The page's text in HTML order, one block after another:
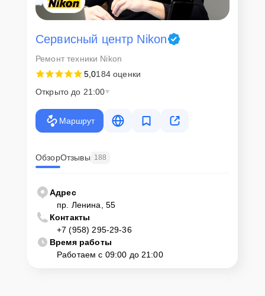
Сервисный центр Nikon
Ремонт техники Nikon
5,0184 оценки
Открыто до 21:00
Маршрут
ОбзорОтзывы 188
Адрес
пр. Ленина, 55
Контакты
+7 (958) 295-29-36
Время работы
Работаем с 09:00 до 21:00